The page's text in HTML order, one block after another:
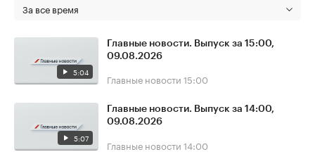
За все время
5:04
Главные новости. Выпуск за 15:00,
09.08.2026
Главные новости 15:00
5:07
Главные новости. Выпуск за 14:00,
09.08.2026
Главные новости 14:00